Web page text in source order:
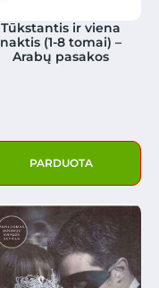
Tūkstantis ir viena
naktis (1-8 tomai) –
Arabų pasakos
PARDUOTA